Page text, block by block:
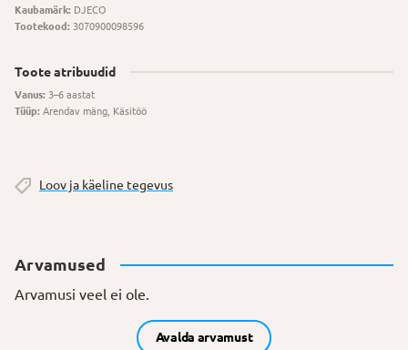
Kaubamärk: DJECO
Tootekood: 3070900098596
Toote atribuudid
Vanus: 3–6 aastat
Tüüp: Arendav mäng, Käsitöö
Loov ja käeline tegevus
Arvamused
Arvamusi veel ei ole.
Avalda arvamust